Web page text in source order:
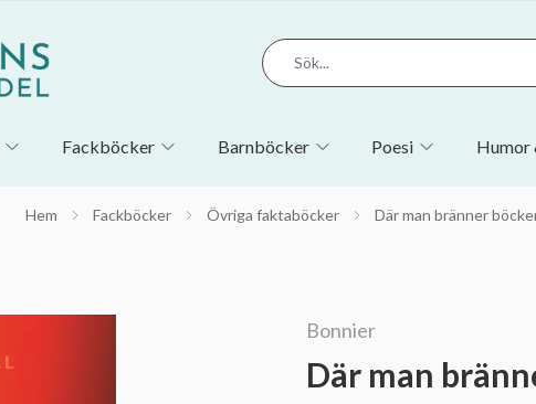
Fackböcker Barnböcker Poesi Humor
Hem Fackböcker Övriga faktaböcker Där man bränner
Bonnier
Där man